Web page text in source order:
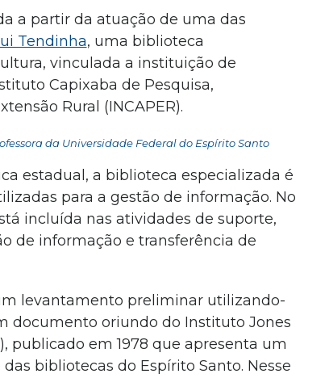
a partir da atuação de uma das
Tendinha, uma biblioteca
vinculada a instituição de
Capixaba de Pesquisa,
Rural (INCAPER).
da Universidade Federal do Espírito Santo
estadual, a biblioteca especializada é
para a gestão de informação. No
incluída nas atividades de suporte,
de informação e transferência de
levantamento preliminar utilizando-
documento oriundo do Instituto Jones
publicado em 1978 que apresenta um
bibliotecas do Espírito Santo. Nesse